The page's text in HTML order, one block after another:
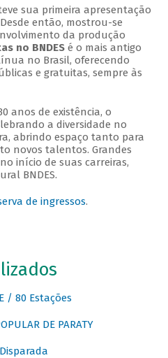
sua primeira apresentação
então, mostrou-se
da produção
no BNDESé o mais antigo
no Brasil, oferecendo
e gratuitas, sempre às
anos de existência, o
a diversidade no
abrindo espaço tanto para
novos talentos. Grandes
início de suas carreiras,
BNDES.
de ingressos.
/ 80 Estações
DE PARATY